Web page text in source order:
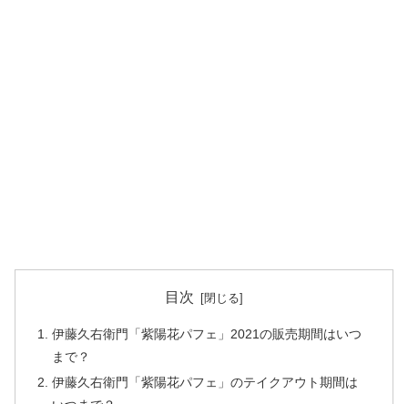
目次
伊藤久右衛門「紫陽花パフェ」2021の販売期間はいつ
まで？
伊藤久右衛門「紫陽花パフェ」のテイクアウト期間は